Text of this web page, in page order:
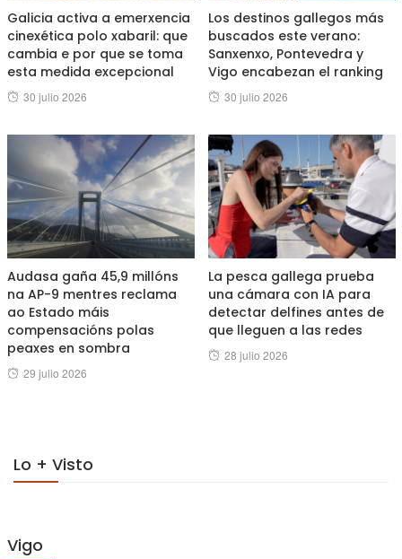
Galicia activa a emerxencia
cinexética polo xabaril: que
cambia e por que se toma
esta medida excepcional
Posted
30 julio 2026
Los destinos gallegos más
buscados este verano:
Sanxenxo, Pontevedra y
Vigo encabezan el ranking
Posted
30 julio 2026
Audasa gaña 45,9 millóns
na AP-9 mentres reclama
ao Estado máis
compensacións polas
peaxes en sombra
Posted
29 julio 2026
La pesca gallega prueba
una cámara con IA para
detectar delfines antes de
que lleguen a las redes
Posted
28 julio 2026
Lo + Visto
Vigo